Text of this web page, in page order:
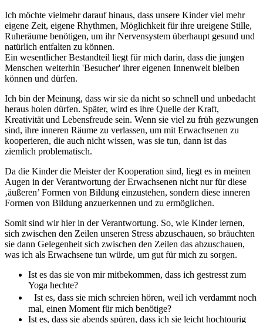
Ich möchte vielmehr darauf hinaus, dass unsere Kinder viel mehr
eigene Zeit, eigene Rhythmen, Möglichkeit für ihre ureigene Stille,
Ruheräume benötigen, um ihr Nervensystem überhaupt gesund und
natürlich entfalten zu können.
Ein wesentlicher Bestandteil liegt für mich darin, dass die jungen
Menschen weiterhin 'Besucher' ihrer eigenen Innenwelt bleiben
können und dürfen.
Ich bin der Meinung, dass wir sie da nicht so schnell und unbedacht
heraus holen dürfen. Später, wird es ihre Quelle der Kraft,
Kreativität und Lebensfreude sein. Wenn sie viel zu früh gezwungen
sind, ihre inneren Räume zu verlassen, um mit Erwachsenen zu
kooperieren, die auch nicht wissen, was sie tun, dann ist das
ziemlich problematisch.
Da die Kinder die Meister der Kooperation sind, liegt es in meinen
Augen in der Verantwortung der Erwachsenen nicht nur für diese
‚äußeren’ Formen von Bildung einzustehen, sondern diese inneren
Formen von Bildung anzuerkennen und zu ermöglichen.
Somit sind wir hier in der Verantwortung. So, wie Kinder lernen,
sich zwischen den Zeilen unseren Stress abzuschauen, so bräuchten
sie dann Gelegenheit sich zwischen den Zeilen das abzuschauen,
was ich als Erwachsene tun würde, um gut für mich zu sorgen.
Ist es das sie von mir mitbekommen, dass ich gestresst zum
Yoga hechte?
Ist es, dass sie mich schreien hören, weil ich verdammt noch
mal, einen Moment für mich benötige?
Ist es, dass sie abends spüren, dass ich sie leicht hochtourig